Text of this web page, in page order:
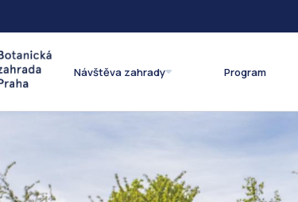
Návštěva zahrady Program